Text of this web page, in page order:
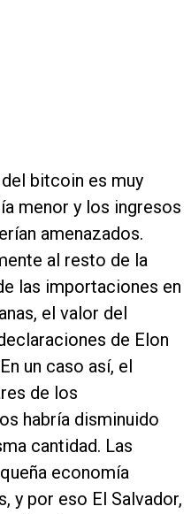
bitcoin es muy
menor y los ingresos
amenazados.
al resto de la
las importaciones en
el valor del
de Elon
un caso así, el
de los
habría disminuido
cantidad. Las
economía
y por eso El Salvador,